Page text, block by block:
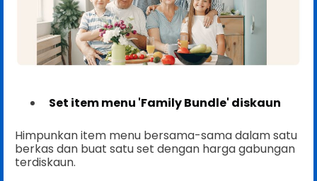
Set item menu 'Family Bundle' diskaun
Himpunkan item menu bersama-sama dalam satu
berkas dan buat satu set dengan harga gabungan
terdiskaun.